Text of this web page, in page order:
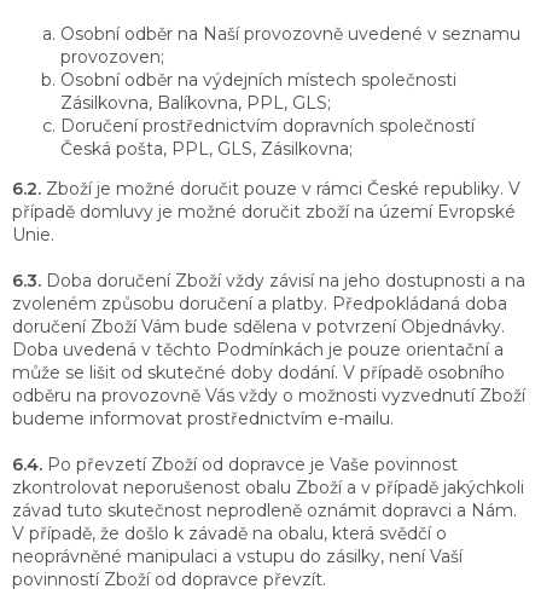
Osobní odběr na Naší provozovně uvedené v seznamu
provozoven;
Osobní odběr na výdejních místech společnosti
Zásilkovna, Balíkovna, PPL, GLS;
Doručení prostřednictvím dopravních společností
Česká pošta, PPL, GLS, Zásilkovna;
6.2. Zboží je možné doručit pouze v rámci České republiky. V
případě domluvy je možné doručit zboží na území Evropské
Unie.
6.3. Doba doručení Zboží vždy závisí na jeho dostupnosti a na
zvoleném způsobu doručení a platby. Předpokládaná doba
doručení Zboží Vám bude sdělena v potvrzení Objednávky.
Doba uvedená v těchto Podmínkách je pouze orientační a
může se lišit od skutečné doby dodání. V případě osobního
odběru na provozovně Vás vždy o možnosti vyzvednutí Zboží
budeme informovat prostřednictvím e-mailu.
6.4. Po převzetí Zboží od dopravce je Vaše povinnost
zkontrolovat neporušenost obalu Zboží a v případě jakýchkoli
závad tuto skutečnost neprodleně oznámit dopravci a Nám.
V případě, že došlo k závadě na obalu, která svědčí o
neoprávněné manipulaci a vstupu do zásilky, není Vaší
povinností Zboží od dopravce převzít.